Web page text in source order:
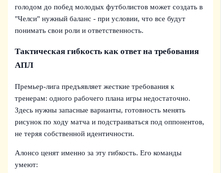
голодом до побед молодых футболистов может создать в
"Челси" нужный баланс - при условии, что все будут
понимать свои роли и ответственность.
Тактическая гибкость как ответ на требования
АПЛ
Премьер-лига предъявляет жесткие требования к
тренерам: одного рабочего плана игры недостаточно.
Здесь нужны запасные варианты, готовность менять
рисунок по ходу матча и подстраиваться под оппонентов,
не теряя собственной идентичности.
Алонсо ценят именно за эту гибкость. Его команды
умеют: